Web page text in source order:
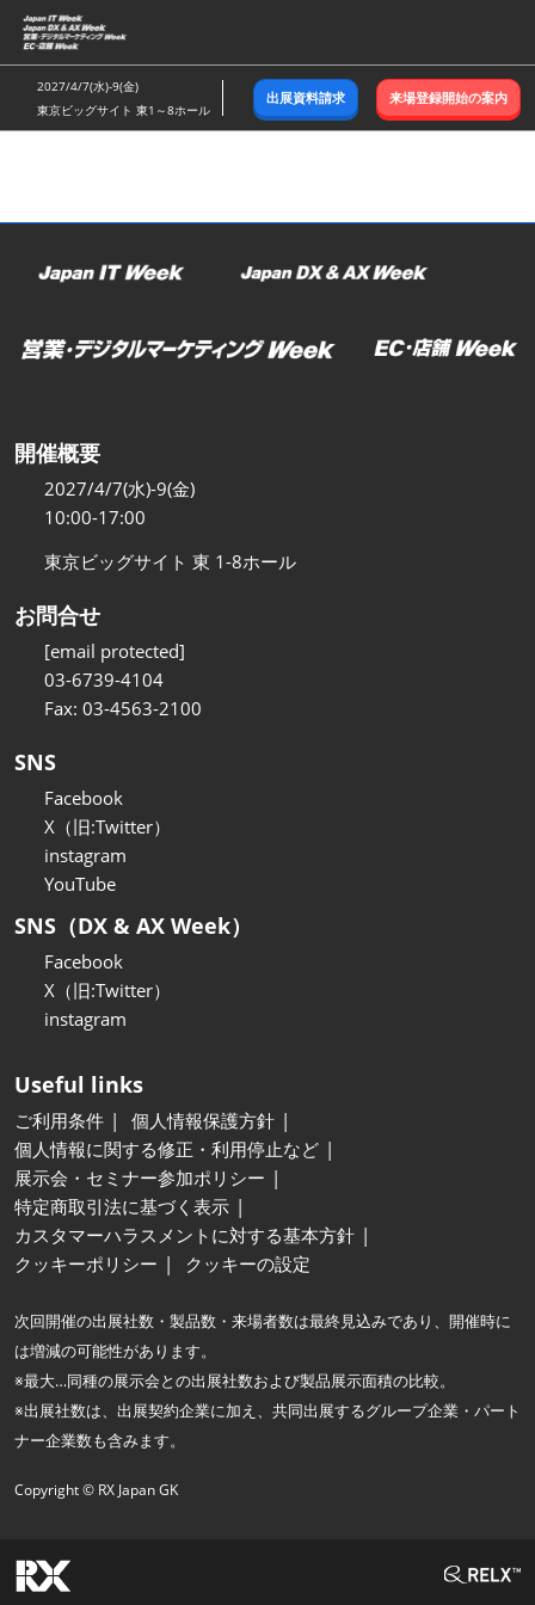
ス
キ
ッ
し
む
2027/4/7(水)-9(金)
東京ビッグサイト 東1～8ホール
出展資料請求 来場登録開始の案内
開催概要
2027/4/7(水)-9(金)
10:00-17:00
東京ビッグサイト 東 1-8ホール
お問合せ
[email protected]
03-6739-4104
Fax: 03-4563-2100
SNS
Facebook
X（旧:Twitter）
instagram
YouTube
SNS（DX & AX Week）
Facebook
X（旧:Twitter）
instagram
Useful links
ご利用条件
個人情報保護方針
個人情報に関する修正・利用停止など
展示会・セミナー参加ポリシー
特定商取引法に基づく表示
カスタマーハラスメントに対する基本方針
クッキーポリシー
クッキーの設定
次回開催の出展社数・製品数・来場者数は最終見込みであり、開催時に
は増減の可能性があります。
※最大…同種の展示会との出展社数および製品展示面積の比較。
※出展社数は、出展契約企業に加え、共同出展するグループ企業・パート
ナー企業数も含みます。
Copyright © RX Japan GK